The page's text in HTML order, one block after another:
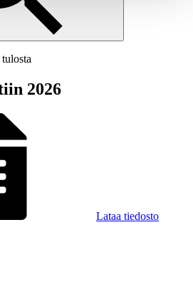
2026
Lataa tiedosto